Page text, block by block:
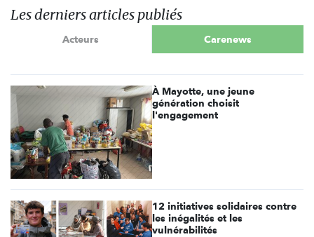
Les derniers articles publiés
Acteurs Carenews
À Mayotte, une jeune
génération choisit
l'engagement
12 initiatives solidaires contre
les inégalités et les
vulnérabilités